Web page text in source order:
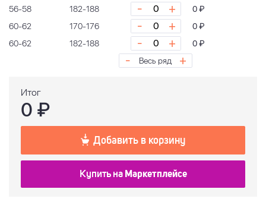
56-58
182-188 - +
0 ₽
60-62
170-176 - +
0 ₽
60-62
182-188 - + 0 ₽
- Весь ряд +
Итог
0 ₽
Добавить в корзину
Купить на Маркетплейсе